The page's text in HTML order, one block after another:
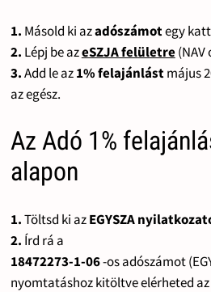
1. Másold ki azadószámotegy
2. Lépj be azeSZJA felületre(NAV
3.Add le az1% felajánlástmájus
az egész.
Az Adó 1%
alapon
1.Töltsd ki azEGYSZA
2. Írd rá a
18472273-1-06-os adószámot
nyomtatáshoz kitöltve elérheted